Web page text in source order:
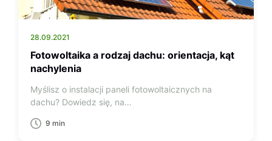
28.09.2021
Fotowoltaika a rodzaj dachu: orientacja, kąt
nachylenia
Myślisz o instalacji paneli fotowoltaicznych na
dachu? Dowiedz się, na…
9 min